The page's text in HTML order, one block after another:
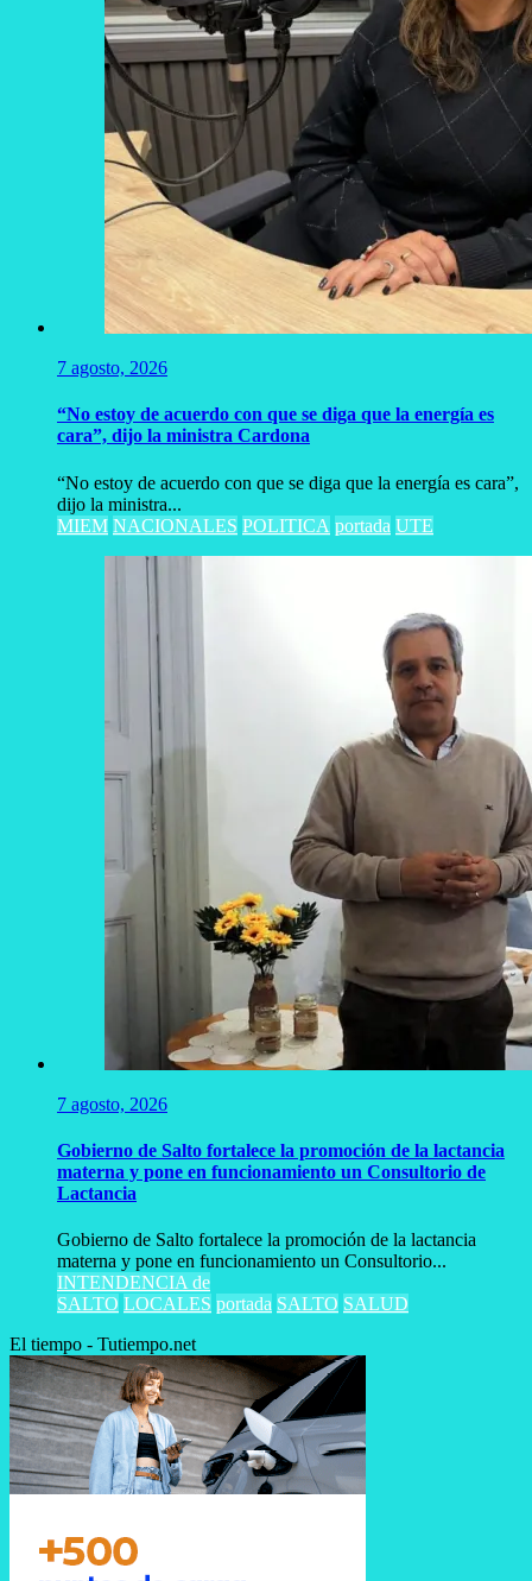
7 agosto, 2026
“No estoy de acuerdo con que se diga que la energía es
cara”, dijo la ministra Cardona
“No estoy de acuerdo con que se diga que la energía es cara”,
dijo la ministra...
MIEM NACIONALES POLITICA portada UTE
7 agosto, 2026
Gobierno de Salto fortalece la promoción de la lactancia
materna y pone en funcionamiento un Consultorio de
Lactancia
Gobierno de Salto fortalece la promoción de la lactancia
materna y pone en funcionamiento un Consultorio...
INTENDENCIA de
SALTO LOCALES portada SALTO SALUD
El tiempo - Tutiempo.net